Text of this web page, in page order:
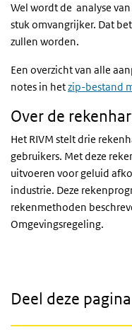
Wel wordt de analyse
stuk omvangrijker. Dat
zullen worden.
Een overzicht van alle
notes in hetzip-bestand
Over de
Het RIVM stelt drie
gebruikers. Met deze
uitvoeren voor geluid
industrie. Deze
rekenmethoden
Omgevingsregeling.
Deel deze pagina